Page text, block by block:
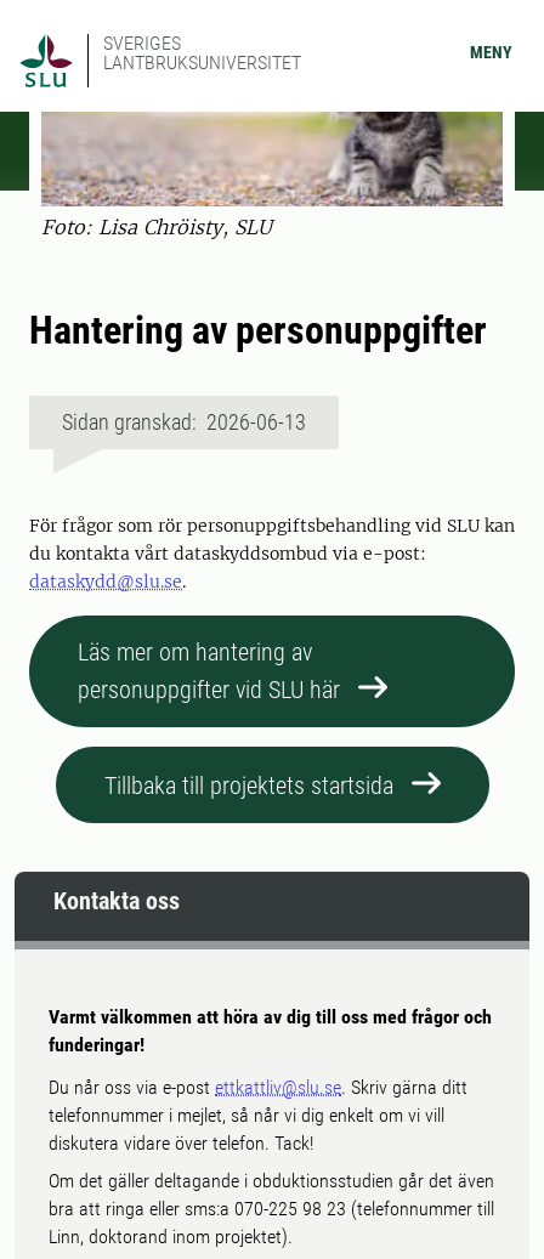
SVERIGES
LANTBRUKSUNIVERSITET
MENY
Foto: Lisa Chröisty, SLU
Hantering av personuppgifter
Sidan granskad: 2026-06-13
För frågor som rör personuppgiftsbehandling vid SLU kan
du kontakta vårt dataskyddsombud via e-post:
dataskydd@slu.se.
Läs mer om hantering av
personuppgifter vid SLU här
Tillbaka till projektets startsida
Kontakta oss
Varmt välkommen att höra av dig till oss med frågor och
funderingar!
Du når oss via e-post ettkattliv@slu.se. Skriv gärna ditt
telefonnummer i mejlet, så når vi dig enkelt om vi vill
diskutera vidare över telefon. Tack!
Om det gäller deltagande i obduktionsstudien går det även
bra att ringa eller sms:a 070-225 98 23 (telefonnummer till
Linn, doktorand inom projektet).